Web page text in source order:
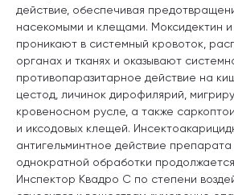
действие, обеспечивая
насекомыми и клещами. Моксидектин и
проникают в системный кровоток,
органах и тканях и оказывают
противопаразитарное действие на
цестод, личинок дирофилярий,
кровеносном русле, а также
и иксодовых клещей.
антигельминтное действие
однократной обработки
Инспектор Квадро С по степени